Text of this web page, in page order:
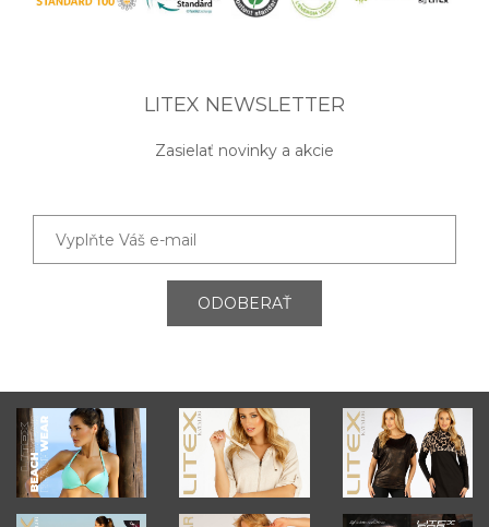
LITEX NEWSLETTER
Zasielať novinky a akcie
ODOBERAŤ